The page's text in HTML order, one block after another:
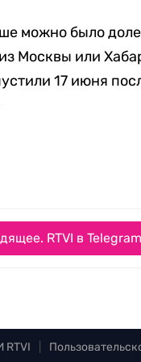
можно было
Москвы или
17 июня
RTVI в Telegram